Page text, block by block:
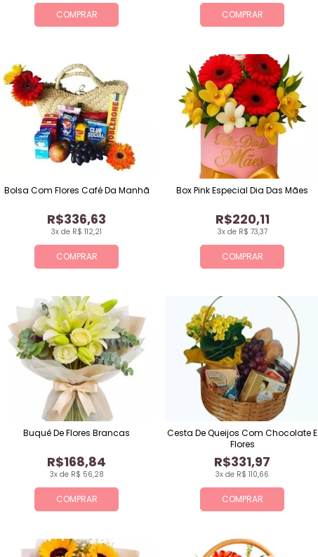
COMPRAR COMPRAR
COMPRAR
3x de R$ 112,21
R$336,63
Bolsa Com Flores Café Da Manhã
COMPRAR
3x de R$ 73,37
R$220,11
Box Pink Especial Dia Das Mães
COMPRAR
3x de R$ 56,28
R$168,84
Buquê De Flores Brancas
COMPRAR
3x de R$ 110,66
R$331,97
Cesta De Queijos Com Chocolate E
Flores